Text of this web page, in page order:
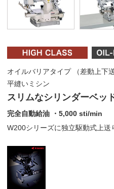
オイルバリアタイプ （差動上下
平縫いミシン
スリムなシリンダーベッ
完全自動給油 ・5,000 sti/min
W200シリーズに独立駆動式上送